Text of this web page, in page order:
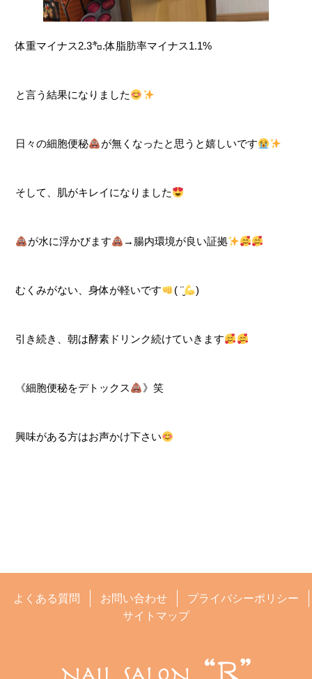
体重マイナス2.3㌔.体脂肪率マイナス1.1%
と言う結果になりました
日々の細胞便秘 が無くなったと思うと嬉しいです
そして、肌がキレイになりました
が水に浮かびます →腸内環境が良い証拠
むくみがない、身体が軽いです ( ¨̮ )
引き続き、朝は酵素ドリンク続けていきます
《細胞便秘をデトックス 》笑
興味がある方はお声かけ下さい
よくある質問 お問い合わせ
プライバシーポリシー
サイトマップ